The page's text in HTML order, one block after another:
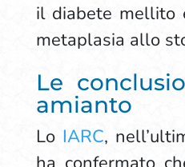
il diabete mellito
metaplasia allo
Le
amianto
Lo IARC,